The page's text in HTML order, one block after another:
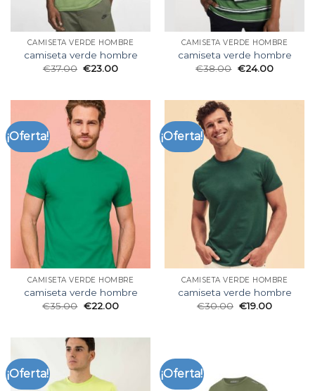
CAMISETA VERDE HOMBRE
camiseta verde hombre
€37.00 €23.00
CAMISETA VERDE HOMBRE
camiseta verde hombre
€38.00 €24.00
¡Oferta!
CAMISETA VERDE HOMBRE
camiseta verde hombre
€35.00 €22.00
¡Oferta!
CAMISETA VERDE HOMBRE
camiseta verde hombre
€30.00 €19.00
¡Oferta! ¡Oferta!